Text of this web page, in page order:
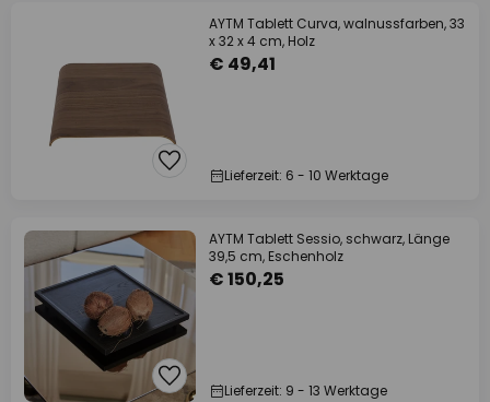
AYTM Tablett Curva, walnussfarben, 33
x 32 x 4 cm, Holz
€ 49,41
Lieferzeit: 6 - 10 Werktage
AYTM Tablett Sessio, schwarz, Länge
39,5 cm, Eschenholz
€ 150,25
Lieferzeit: 9 - 13 Werktage